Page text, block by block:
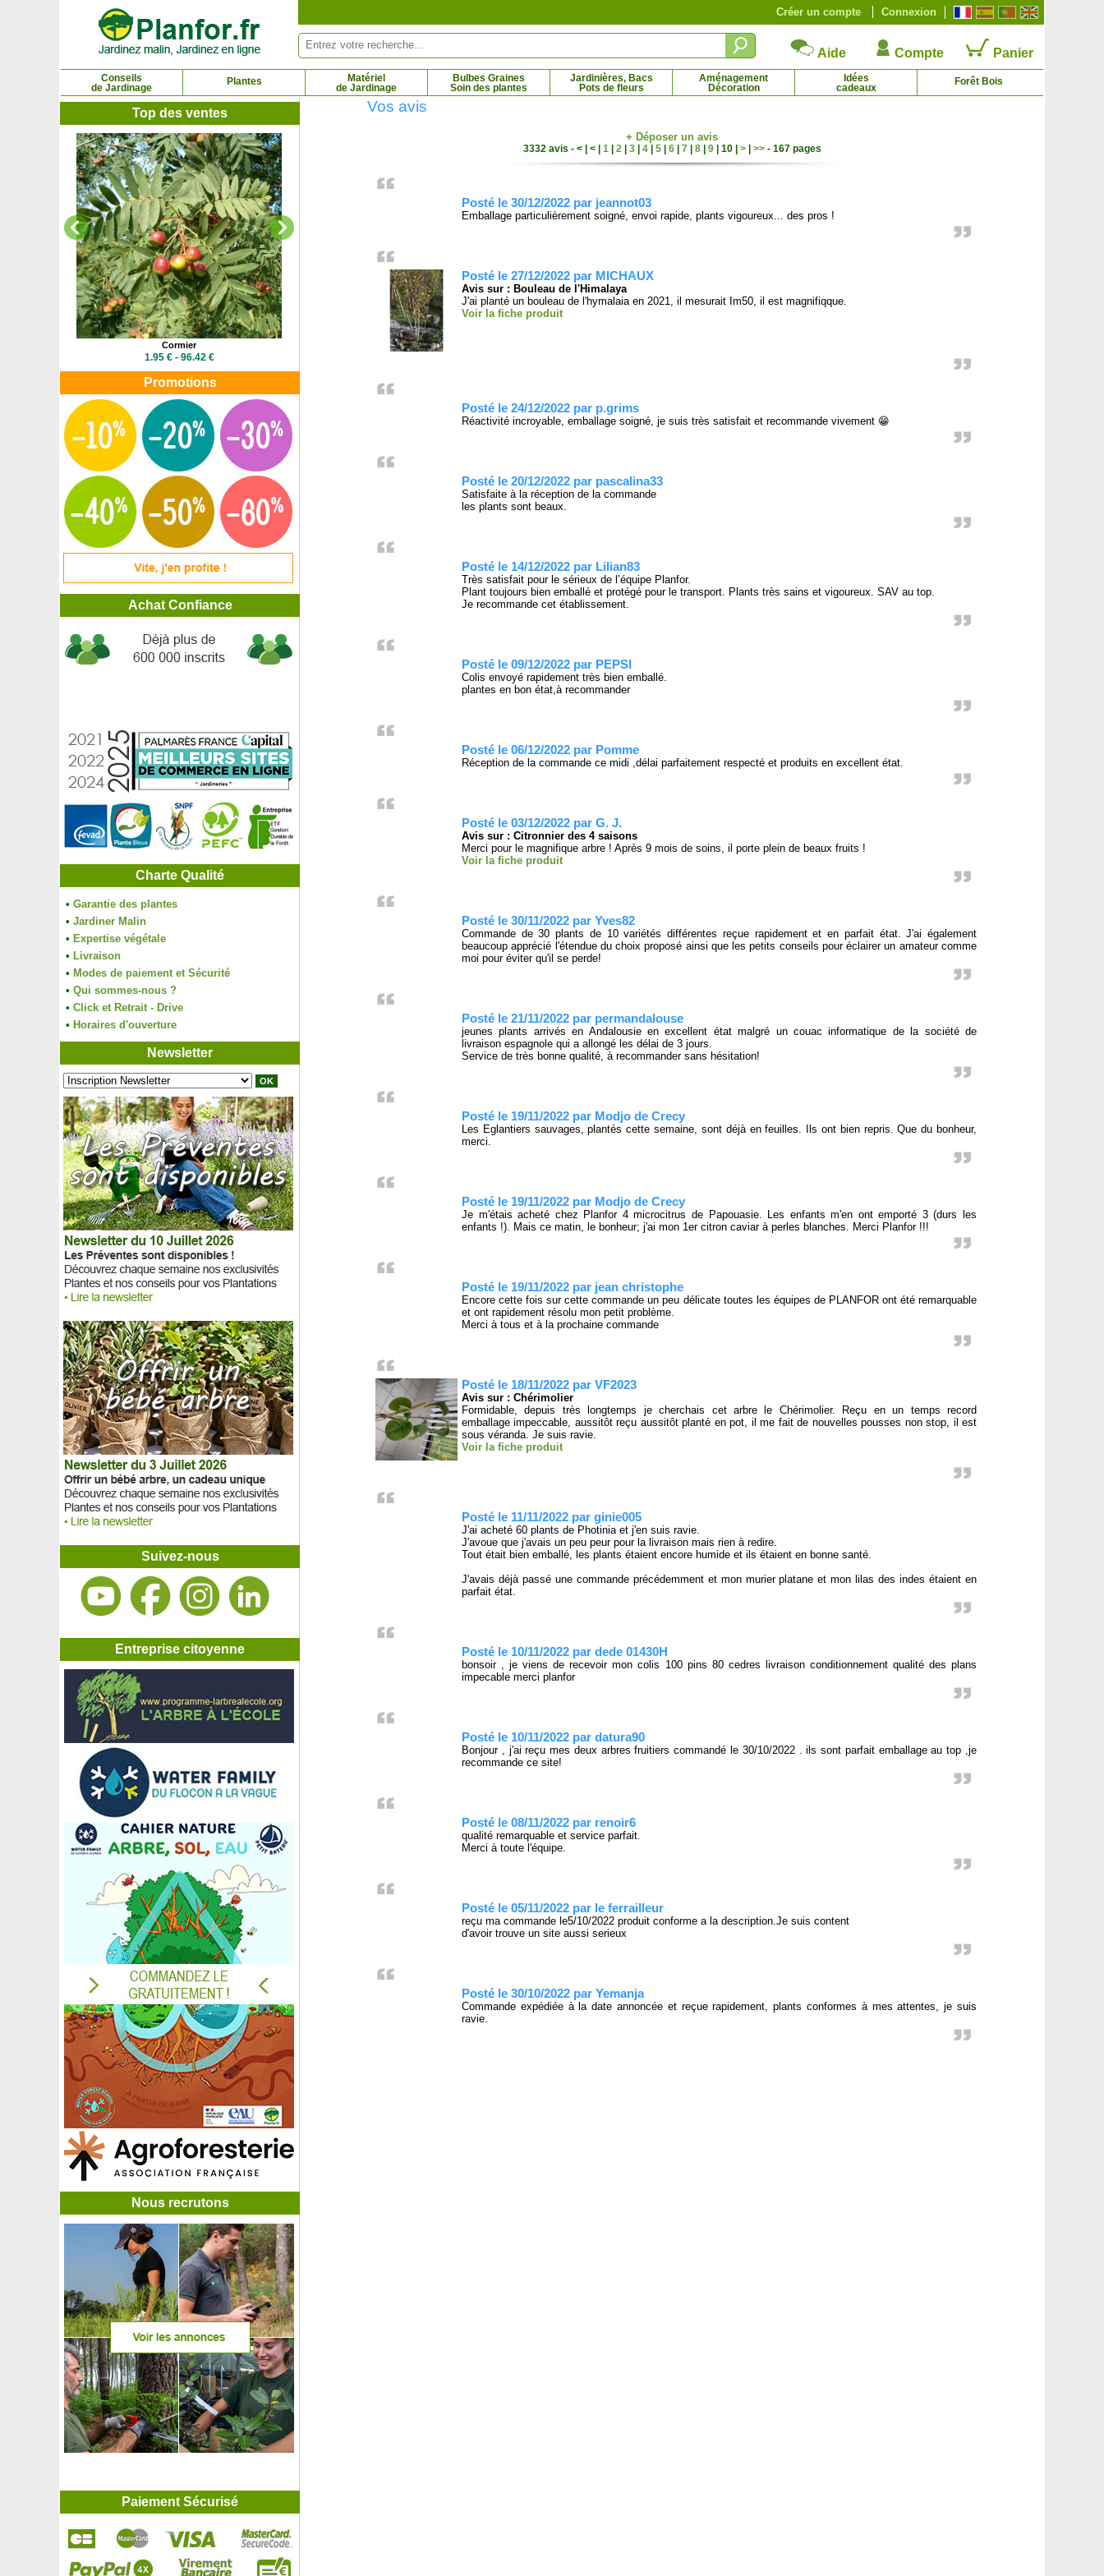
Connexion
Créer un compte
Aide Compte Panier
Conseils
de Jardinage
Plantes
Matériel
de Jardinage
Bulbes Graines
Soin des plantes
Jardinières, Bacs
Pots de fleurs
Aménagement
Décoration
Idées
cadeaux
Forêt Bois
Top des ventes
Cormier
1.95 € - 96.42 €
Cornouiller des pagodes panaché
11.96 € - 69.79 €
Cornouiller sanguin 'Midwinter Fire'
2.98 € - 12.44 €
Promotions
Achat Confiance
Charte Qualité
• Garantie des plantes
• Jardiner Malin
• Expertise végétale
• Livraison
• Modes de paiement et Sécurité
• Qui sommes-nous ?
• Click et Retrait - Drive
• Horaires d'ouverture
Newsletter
Suivez-nous
Entreprise citoyenne
Nous recrutons
Vos avis
+ Déposer un avis
3332 avis - < | < | 1| 2| 3| 4| 5| 6| 7| 8| 9| 10| >| >>- 167 pages
Posté le 30/12/2022 par jeannot03
Emballage particulièrement soigné, envoi rapide, plants vigoureux... des pros !
Posté le 27/12/2022 par MICHAUX
Avis sur : Bouleau de l'Himalaya
J'ai planté un bouleau de l'hymalaia en 2021, il mesurait Im50, il est magnifiqque.
Voir la fiche produit
Posté le 24/12/2022 par p.grims
Réactivité incroyable, emballage soigné, je suis très satisfait et recommande vivement 😁
Posté le 20/12/2022 par pascalina33
Satisfaite à la réception de la commande
les plants sont beaux.
Posté le 14/12/2022 par Lilian83
Très satisfait pour le sérieux de l’équipe Planfor.
Plant toujours bien emballé et protégé pour le transport. Plants très sains et vigoureux. SAV au top.
Je recommande cet établissement.
Posté le 09/12/2022 par PEPSI
Colis envoyé rapidement très bien emballé.
plantes en bon état,à recommander
Posté le 06/12/2022 par Pomme
Réception de la commande ce midi ,délai parfaitement respecté et produits en excellent état.
Posté le 03/12/2022 par G. J.
Avis sur : Citronnier des 4 saisons
Merci pour le magnifique arbre ! Après 9 mois de soins, il porte plein de beaux fruits !
Voir la fiche produit
Posté le 30/11/2022 par Yves82
Commande de 30 plants de 10 variétés différentes reçue rapidement et en parfait état. J'ai également
beaucoup apprécié l'étendue du choix proposé ainsi que les petits conseils pour éclairer un amateur comme
moi pour éviter qu'il se perde!
Posté le 21/11/2022 par permandalouse
jeunes plants arrivés en Andalousie en excellent état malgré un couac informatique de la société de
livraison espagnole qui a allongé les délai de 3 jours.
Service de très bonne qualité, à recommander sans hésitation!
Posté le 19/11/2022 par Modjo de Crecy
Les Eglantiers sauvages, plantés cette semaine, sont déjà en feuilles. Ils ont bien repris. Que du bonheur,
merci.
Posté le 19/11/2022 par Modjo de Crecy
Je m'étais acheté chez Planfor 4 microcitrus de Papouasie. Les enfants m'en ont emporté 3 (durs les
enfants !). Mais ce matin, le bonheur; j'ai mon 1er citron caviar à perles blanches. Merci Planfor !!!
Posté le 19/11/2022 par jean christophe
Encore cette fois sur cette commande un peu délicate toutes les équipes de PLANFOR ont été remarquable
et ont rapidement résolu mon petit problème.
Merci à tous et à la prochaine commande
Posté le 18/11/2022 par VF2023
Avis sur : Chérimolier
Formidable, depuis très longtemps je cherchais cet arbre le Chérimolier. Reçu en un temps record
emballage impeccable, aussitôt reçu aussitôt planté en pot, il me fait de nouvelles pousses non stop, il est
sous véranda. Je suis ravie.
Voir la fiche produit
Posté le 11/11/2022 par ginie005
J'ai acheté 60 plants de Photinia et j'en suis ravie.
J'avoue que j'avais un peu peur pour la livraison mais rien à redire.
Tout était bien emballé, les plants étaient encore humide et ils étaient en bonne santé.
J'avais déjà passé une commande précédemment et mon murier platane et mon lilas des indes étaient en
parfait état.
Posté le 10/11/2022 par dede 01430H
bonsoir , je viens de recevoir mon colis 100 pins 80 cedres livraison conditionnement qualité des plans
impecable merci planfor
Posté le 10/11/2022 par datura90
Bonjour , j'ai reçu mes deux arbres fruitiers commandé le 30/10/2022 . ils sont parfait emballage au top ,je
recommande ce site!
Posté le 08/11/2022 par renoir6
qualité remarquable et service parfait.
Merci à toute l'équipe.
Posté le 05/11/2022 par le ferrailleur
reçu ma commande le5/10/2022 produit conforme a la description.Je suis content
d'avoir trouve un site aussi serieux
Posté le 30/10/2022 par Yemanja
Commande expédiée à la date annoncée et reçue rapidement, plants conformes à mes attentes, je suis
ravie.
Paiement Sécurisé
Panneau de gestion des cookies